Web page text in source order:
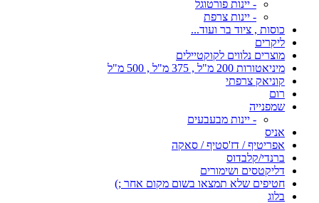
- יינות פורטוגל
- יינות צרפת
כוסות , ציוד בר ועוד...
ליקרים
מוצרים נלווים לקוקטיילים
מיניאטורות 200 מ"ל , 375 מ"ל , 500 מ"ל
קוניאק צרפתי
רום
שמפנייה
- יינות מבעבעים
אניס
אפריטיף / דז'סטיף / סאקה
ברנדי/קלבדוס
דליקטסים ושימורים
חטיפים שלא תמצאו בשום מקום אחר ;)
בלוג